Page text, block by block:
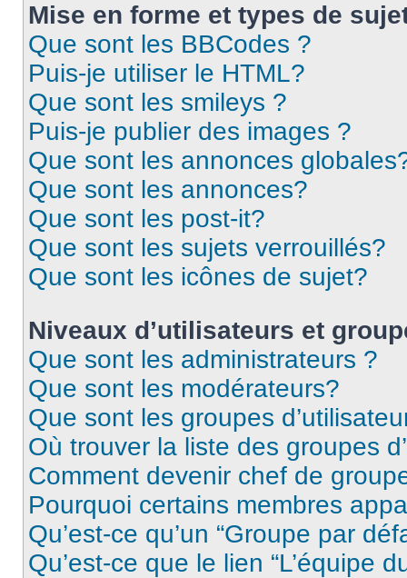
Mise en forme et types de
Que sont les BBCodes ?
Puis-je utiliser le HTML?
Que sont les smileys ?
Puis-je publier des images ?
Que sont les annonces
Que sont les annonces?
Que sont les post-it?
Que sont les sujets verrouillés?
Que sont les icônes de sujet?
Niveaux d’utilisateurs et
Que sont les administrateurs ?
Que sont les modérateurs?
Que sont les groupes
Où trouver la liste des groupes
Comment devenir chef de
Pourquoi certains membres
Qu’est-ce qu’un “Groupe par
Qu’est-ce que le lien “L’équipe